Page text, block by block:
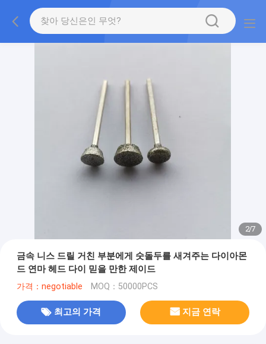
2/7
금속 니스 드릴 거친 부분에게 숫돌두를 새겨주는 다이아몬
드 연마 헤드 다이 믿을 만한 제이드
가격：negotiable MOQ：50000PCS
최고의 가격 지금 연락